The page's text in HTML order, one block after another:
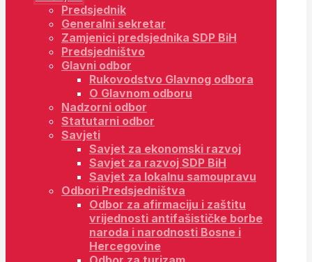
Predsjednik
Generalni sekretar
Zamjenici predsjednika SDP BiH
Predsjedništvo
Glavni odbor
Rukovodstvo Glavnog odbora
O Glavnom odboru
Nadzorni odbor
Statutarni odbor
Savjeti
Savjet za ekonomski razvoj
Savjet za razvoj SDP BiH
Savjet za lokalnu samoupravu
Odbori Predsjedništva
Odbor za afirmaciju i zaštitu
vrijednosti antifašističke borbe
naroda i narodnosti Bosne i
Hercegovine